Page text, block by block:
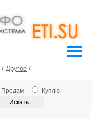
/ Другое /
Продам Куплю